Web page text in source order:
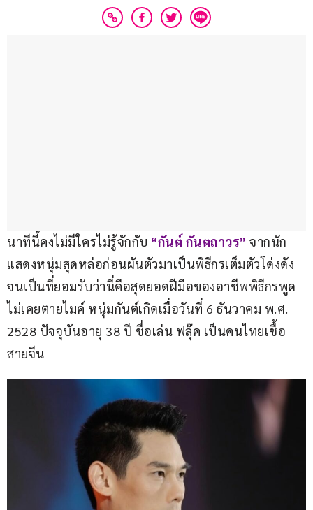
นาทีนี้คงไม่มีใครไม่รู้จักกับ “กันต์ กันตถาวร” จากนัก
แสดงหนุ่มสุดหล่อก่อนผันตัวมาเป็นพิธีกรเต็มตัวโด่งดัง
จนเป็นที่ยอมรับว่านี่คือสุดยอดฝีมือของอาชีพพิธีกรพูด
ไม่เคยตายไมค์ หนุ่มกันต์เกิดเมื่อวันที่ 6 ธันวาคม พ.ศ.
2528 ปัจจุบันอายุ 38 ปี ชื่อเล่น ฟลุ๊ค เป็นคนไทยเชื้อ
สายจีน